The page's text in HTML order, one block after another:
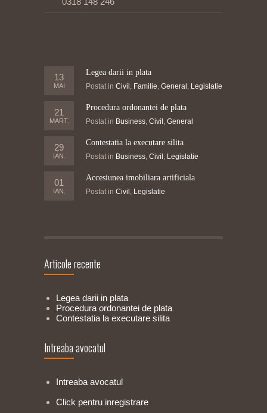
13
MAI
Legea darii in plata
Postat in Civil , Familie, General , Legislatie
21
MART.
Procedura ordonantei de plata
Postat in Business, Civil , General
29
IAN.
Contestatia la executare silita
Postat in Business, Civil , Legislatie
01
IAN.
Accesiunea imobiliara artificiala
Postat in Civil , Legislatie
Articole recente
Legea darii in plata
Procedura ordonantei de plata
Contestatia la executare silita
Intreaba avocatul
Intreaba avocatul
Click pentru inregistrare